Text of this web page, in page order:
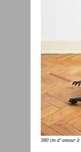
380 cm d’ amour